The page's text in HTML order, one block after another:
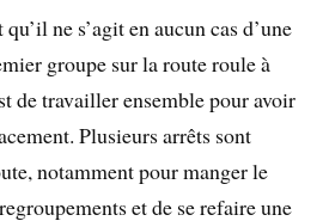
ne s’agit en aucun cas d’une
groupe sur la route roule à
de travailler ensemble pour avoir
Plusieurs arrêts sont
notamment pour manger le
et de se refaire une